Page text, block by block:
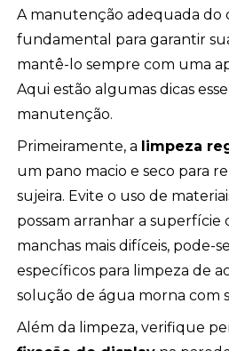
A manutenção adequada do
fundamental para garantir
mantê-lo sempre com uma
Aqui estão algumas dicas
manutenção.
Primeiramente, a limpeza
um pano macio e seco para
sujeira. Evite o uso de
possam arranhar a superfície
manchas mais difíceis, pode-
específicos para limpeza de
solução de água morna com
Além da limpeza, verifique